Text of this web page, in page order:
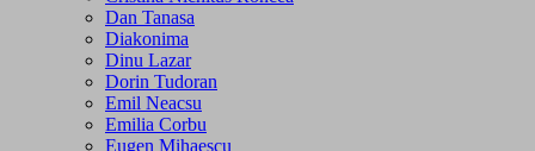
Dan Tanasa
Diakonima
Dinu Lazar
Dorin Tudoran
Emil Neacsu
Emilia Corbu
Eugen Mihaescu